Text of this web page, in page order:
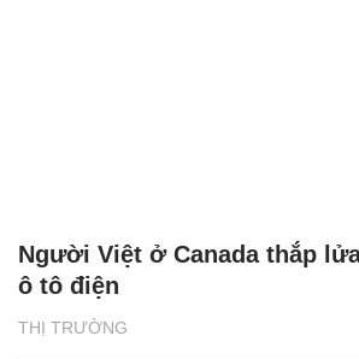
THỊ TRƯỜNG
Người Việt ở Canada thắp
ô tô điện